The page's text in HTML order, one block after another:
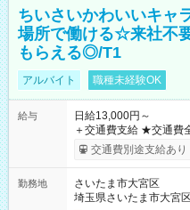
ちいさいかわいいキャ
場所で働ける☆来社不
もらえる◎/T1
アルバイト 職種未経験OK
給与
日給13,000円～
＋交通費支給 ★交通費全額支給！ ┗案件により規定あり ★日払
いOK！（規定あり）
ンビニATMから 日払い分を引
交通費別途支給あり
勤務地
さいたま市大宮区
埼玉県さいたま市大宮